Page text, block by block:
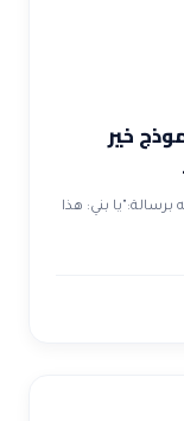
خير
بني: هذا